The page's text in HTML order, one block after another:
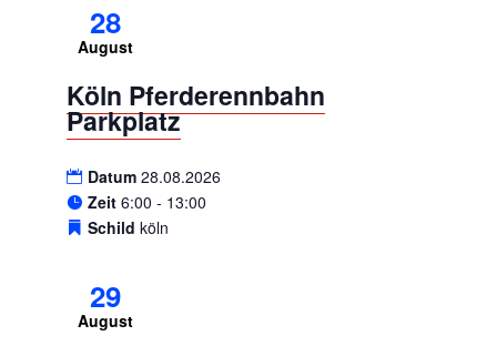
28
August
Köln Pferderennbahn
Parkplatz
Datum 28.08.2026
Zeit 6:00 - 13:00
Schild köln
29
August